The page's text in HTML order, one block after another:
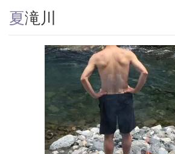
夏滝川